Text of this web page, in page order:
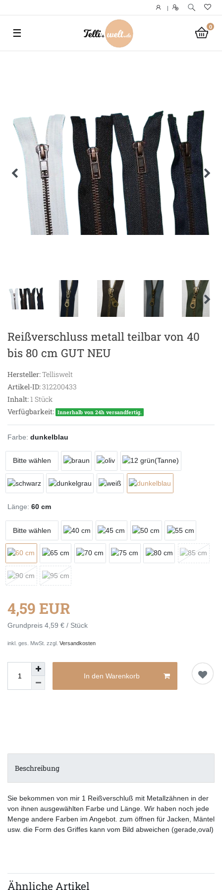
|
0
☰
Reißverschluss metall teilbar von 40
bis 80 cm GUT NEU
Hersteller:Telliswelt
Artikel-ID:312200433
Inhalt:1 Stück
Verfügbarkeit: Innerhalb von 24h versandfertig.
Farbe: dunkelblau
Bitte wählen
Länge: 60 cm
Bitte wählen
4,59 EUR
Grundpreis 4,59 € / Stück
inkl. ges. MwSt. zzgl. Versandkosten
In den Warenkorb
Beschreibung
Sie bekommen von mir 1 Reißverschluß mit Metallzähnen in der
von ihnen ausgewählten Farbe und Länge. Wir haben noch jede
Menge andere Farben im Angebot. zum öffnen für Jacken, Mäntel
usw. die Form des Griffes kann vom Bild abweichen (gerade,oval)
Ähnliche Artikel